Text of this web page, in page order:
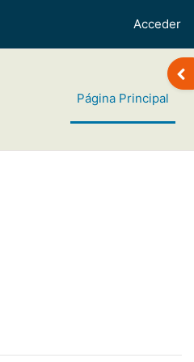
Acceder
Página Principal